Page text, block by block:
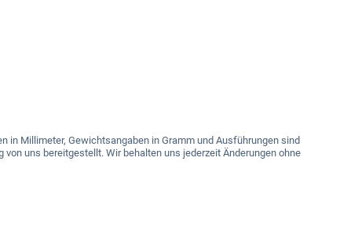
in Millimeter, Gewichtsangaben in Gramm und Ausführungen sind
uns bereitgestellt. Wir behalten uns jederzeit Änderungen ohne